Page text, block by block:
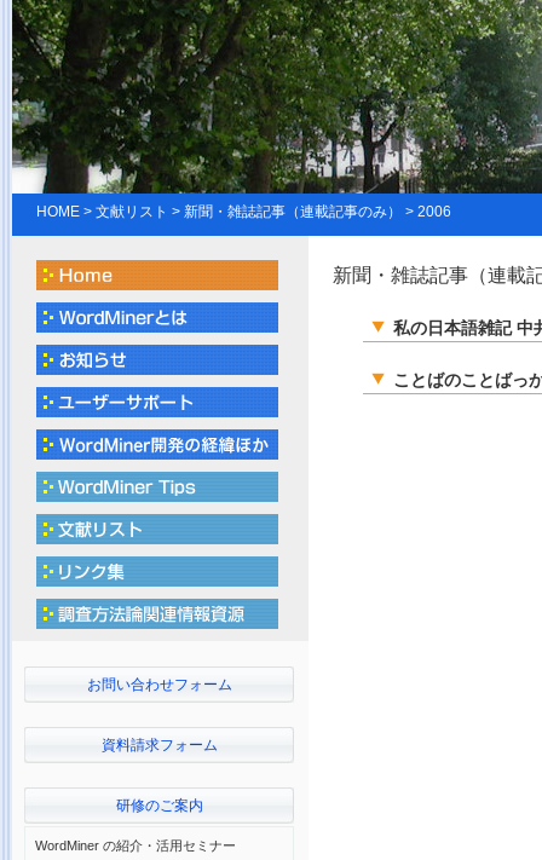
HOME > 文献リスト > 新聞・雑誌記事（連載記事のみ） > 2006
お問い合わせフォーム
資料請求フォーム
研修のご案内
WordMiner の紹介・活用セミナー
新聞・雑誌記事（連載
私の日本語雑記 中
ことばのことばっ